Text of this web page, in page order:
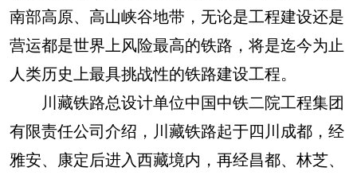
南部高原、高山峡谷地带，无论是工程建设还是
营运都是世界上风险最高的铁路，将是迄今为止
人类历史上最具挑战性的铁路建设工程。
川藏铁路总设计单位中国中铁二院工程集团
有限责任公司介绍，川藏铁路起于四川成都，经
雅安、康定后进入西藏境内，再经昌都、林芝、